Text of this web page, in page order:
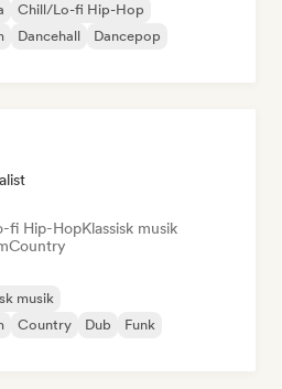
Chill/Lo-fi Hip-Hop
Dancehall
Dancepop
fi Hip-HopKlassisk musik
Country
musik
Country Dub
Funk